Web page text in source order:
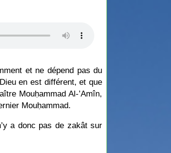
et ne dépend pas du
en est différent, et que
Mouḥammad Al-’Amîn,
Mouḥammad.
a donc pas de zakât sur